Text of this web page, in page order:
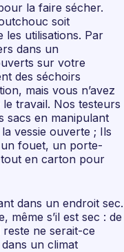
la faire sécher.
soit
les utilisations. Par
dans un
sur votre
des séchoirs
mais vous n’avez
travail. Nos testeurs
sacs en manipulant
vessie ouverte ; Ils
un fouet, un porte-
tout en carton pour
dans un endroit sec.
même s’il est sec : de
ne serait-ce
dans un climat